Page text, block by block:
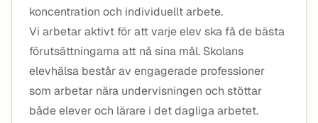
koncentration och individuellt arbete.
Vi arbetar aktivt för att varje elev ska få de bästa
förutsättningarna att nå sina mål. Skolans
elevhälsa består av engagerade professioner
som arbetar nära undervisningen och stöttar
både elever och lärare i det dagliga arbetet.